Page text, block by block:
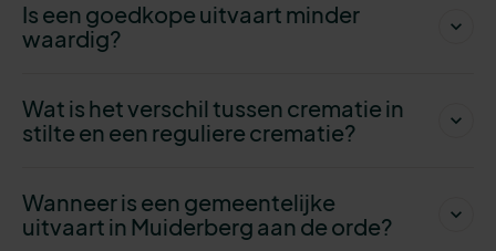
Is een goedkope uitvaart minder
waardig?
Wat is het verschil tussen crematie in
stilte en een reguliere crematie?
Wanneer is een gemeentelijke
uitvaart in Muiderberg aan de orde?